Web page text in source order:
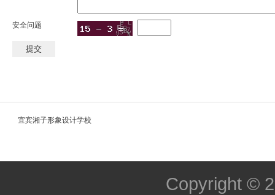
安全问题
宜宾湘子形象设计学校
Copyright ©